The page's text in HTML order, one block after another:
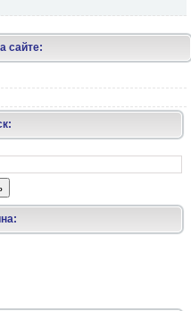
сайте: